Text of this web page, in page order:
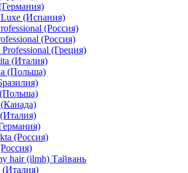
(Испания)
(Россия)
(Россия)
Professional (Греция)
(Италия)
(Польша)
(Россия)
hair (ilmh) Тайвань
(Италия)